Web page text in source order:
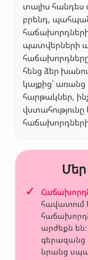
տալիս հանդես
բրենդ,
հաճախորդների
պատվերների
հենց ձեր
կայքից՝ առանց
հարթակներ,
հավատում
արժեքն
գերազանց
նրանց